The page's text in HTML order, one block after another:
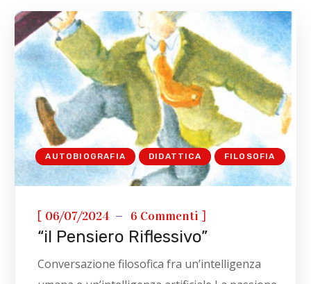
AUTOBIOGRAFIA DIDATTICA FILOSOFIA
[ 06/07/2024 6 Commenti ]
“il Pensiero Riflessivo”
Conversazione filosofica fra un’intelligenza